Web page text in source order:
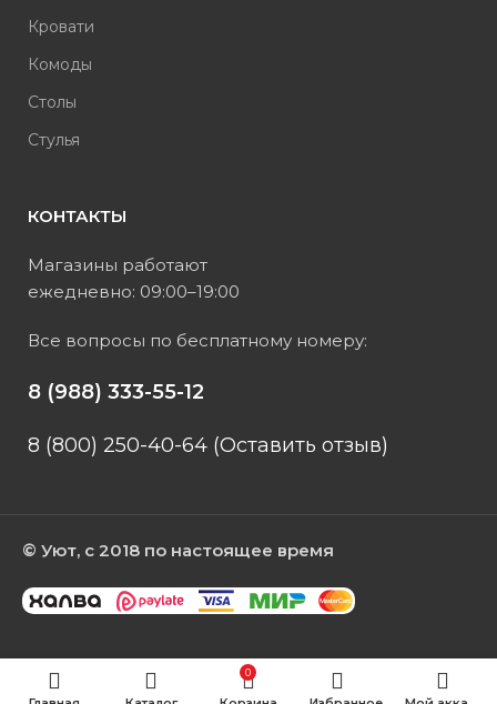
Кровати
Комоды
Столы
Стулья
КОНТАКТЫ
Магазины работают
ежедневно: 09:00–19:00
Все вопросы по бесплатному номеру:
8 (988) 333-55-12
8 (800) 250-40-64 (Оставить отзыв)
© Уют, с 2018 по настоящее время
0